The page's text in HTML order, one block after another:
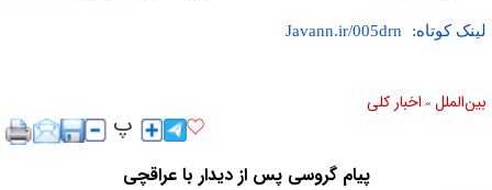
لینک کوتاه:
بين‌الملل » اخبار كلی
پیام گروسی پس از دیدار با عراقچی